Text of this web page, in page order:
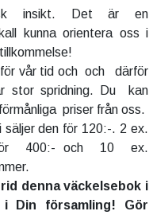
insikt. Det är en
kunna orientera oss i
vår tid och och därför
stor spridning. Du kan
priser från oss.
den för 120:-. 2 ex.
400:- och 10 ex.
denna väckelsebok i
i Din församling! Gör